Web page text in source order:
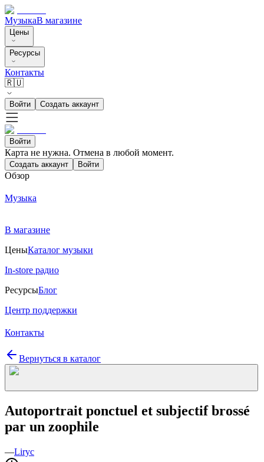
МузыкаВ магазине
Цены
Ресурсы
Контакты
🇷🇺
Войти Создать аккаунт
Войти
Карта не нужна. Отмена в любой момент.
Создать аккаунт Войти
Обзор
Музыка
В магазине
ЦеныКаталог музыки
In-store радио
РесурсыБлог
Центр поддержки
Контакты
Вернуться в каталог
Autoportrait ponctuel et subjectif brossé
par un zoophile
—Liryc